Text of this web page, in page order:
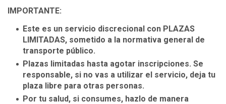
IMPORTANTE:
Este es un servicio discrecional con PLAZAS
LIMITADAS, sometido a la normativa general de
transporte público.
Plazas limitadas hasta agotar inscripciones. Se
responsable, si no vas a utilizar el servicio, deja tu
plaza libre para otras personas.
Por tu salud, si consumes, hazlo de manera